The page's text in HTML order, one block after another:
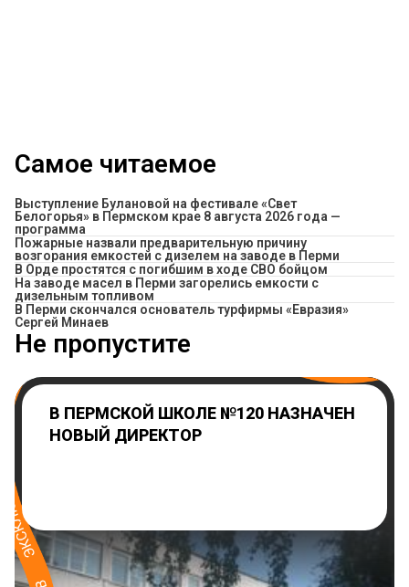
Самое читаемое
Выступление Булановой на фестивале «Свет
Белогорья» в Пермском крае 8 августа 2026 года —
программа
Пожарные назвали предварительную причину
возгорания емкостей с дизелем на заводе в Перми
В Орде простятся с погибшим в ходе СВО бойцом
На заводе масел в Перми загорелись емкости с
дизельным топливом
В Перми скончался основатель турфирмы «Евразия»
Сергей Минаев
Не пропустите
В ПЕРМСКОЙ ШКОЛЕ №120 НАЗНАЧЕН
НОВЫЙ ДИРЕКТОР